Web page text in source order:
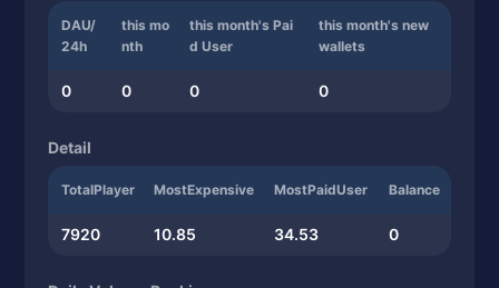
DAU/
24h
this mo
nth
this month's Pai
d User
this month's new
wallets
0 0 0 0
Detail
TotalPlayer MostExpensive MostPaidUser Balance
7920 10.85 34.53 0